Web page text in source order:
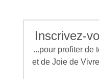
Inscrivez-
...pour profiter de
et de Joie de